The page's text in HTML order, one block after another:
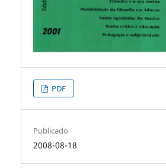
PDF
Publicado
2008-08-18